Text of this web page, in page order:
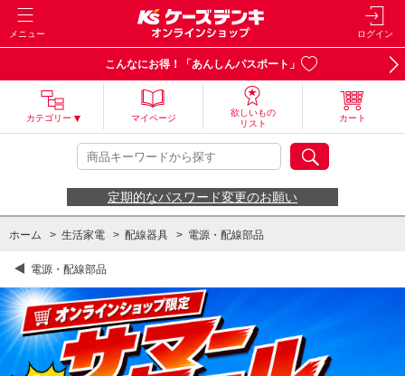
メニュー ログイン
こんなにお得！「あんしんパスポート」
カテゴリー マイページ
欲しいもの
リスト
カート
定期的なパスワード変更のお願い
ホーム > 生活家電 > 配線器具 > 電源・配線部品
電源・配線部品